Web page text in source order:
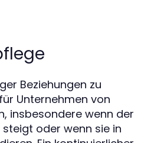
Beziehungen zu
Unternehmen von
insbesondere wenn der
oder wenn sie in